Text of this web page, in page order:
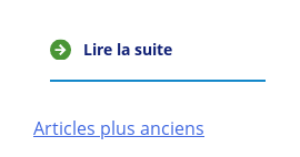
Lire la suite
Navigation
Articles plus anciens